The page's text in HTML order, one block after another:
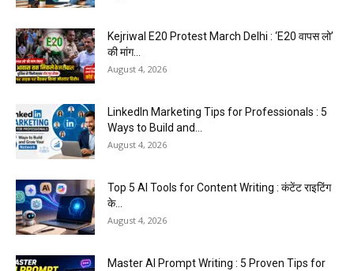
Kejriwal E20 Protest March Delhi : ‘E20 वापस लो’
की मांग...
August 4, 2026
LinkedIn Marketing Tips for Professionals : 5
Ways to Build and...
August 4, 2026
Top 5 AI Tools for Content Writing : कंटेंट राइटिंग
के...
August 4, 2026
Master AI Prompt Writing : 5 Proven Tips for